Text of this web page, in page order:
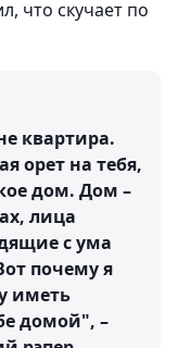
что скучает по
квартира.
орет на тебя,
дом. Дом –
лица
с ума
почему я
иметь
домой", –